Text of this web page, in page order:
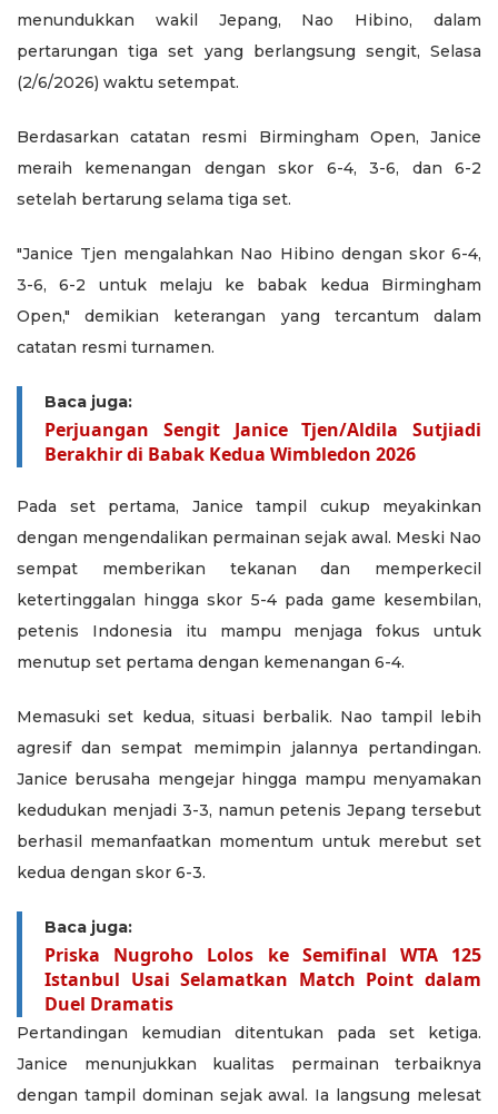
menundukkan wakil Jepang, Nao Hibino, dalam
pertarungan tiga set yang berlangsung sengit, Selasa
(2/6/2026) waktu setempat.
Berdasarkan catatan resmi Birmingham Open, Janice
meraih kemenangan dengan skor 6-4, 3-6, dan 6-2
setelah bertarung selama tiga set.
"Janice Tjen mengalahkan Nao Hibino dengan skor 6-4,
3-6, 6-2 untuk melaju ke babak kedua Birmingham
Open," demikian keterangan yang tercantum dalam
catatan resmi turnamen.
Baca juga:
Perjuangan Sengit Janice Tjen/Aldila Sutjiadi
Berakhir di Babak Kedua Wimbledon 2026
Pada set pertama, Janice tampil cukup meyakinkan
dengan mengendalikan permainan sejak awal. Meski Nao
sempat memberikan tekanan dan memperkecil
ketertinggalan hingga skor 5-4 pada game kesembilan,
petenis Indonesia itu mampu menjaga fokus untuk
menutup set pertama dengan kemenangan 6-4.
Memasuki set kedua, situasi berbalik. Nao tampil lebih
agresif dan sempat memimpin jalannya pertandingan.
Janice berusaha mengejar hingga mampu menyamakan
kedudukan menjadi 3-3, namun petenis Jepang tersebut
berhasil memanfaatkan momentum untuk merebut set
kedua dengan skor 6-3.
Baca juga:
Priska Nugroho Lolos ke Semifinal WTA 125
Istanbul Usai Selamatkan Match Point dalam
Duel Dramatis
Pertandingan kemudian ditentukan pada set ketiga.
Janice menunjukkan kualitas permainan terbaiknya
dengan tampil dominan sejak awal. Ia langsung melesat